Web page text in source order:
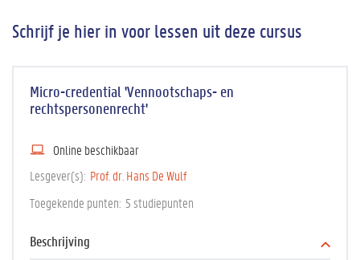
Schrijf je hier in voor lessen uit deze cursus
Micro-credential 'Vennootschaps- en
rechtspersonenrecht'
Online beschikbaar
Lesgever(s) Prof. dr. Hans De Wulf
Toegekende punten 5 studiepunten
Beschrijving